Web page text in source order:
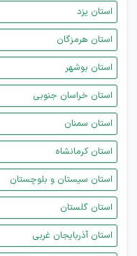
استان یزد
استان هرمزگان
استان بوشهر
استان خراسان جنوبی
استان سمنان
استان کرمانشاه
استان سیستان و بلوچستان
استان گلستان
استان آذربایجان غربی